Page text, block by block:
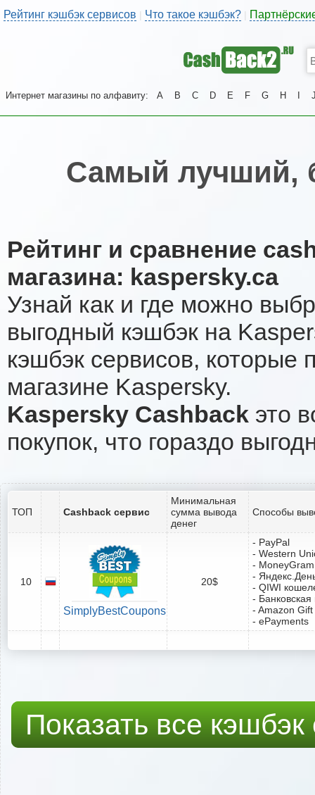
Рейтинг кэшбэк сервисов | Что такое кэшбэк?
Интернет магазины по алфавиту: A B C D E F G H
Самый лучший,
Рейтинг и сравнение
магазина: kaspersky.ca
Узнай как и где можно
выгодный кэшбэк на
кэшбэк сервисов, которые
магазине Kaspersky.
Kaspersky Cashback это
покупок, что гораздо
ТОП Cashback сервис
Минимальная
сумма вывода
денег
Способы
10
SimplyBestCoupons
20$
- PayPal
- Western
- MoneyGram
-
- QIWI
-
- Amazon
- ePayments
Показать все